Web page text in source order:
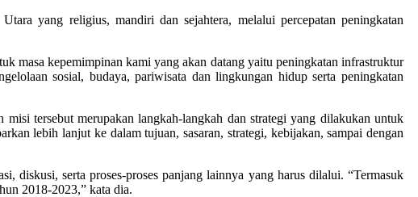
yang religius, mandiri dan sejahtera, melalui percepatan peningkatan
masa kepemimpinan kami yang akan datang yaitu peningkatan infrastruktur
sosial, budaya, pariwisata dan lingkungan hidup serta peningkatan
tersebut merupakan langkah-langkah dan strategi yang dilakukan untuk
lebih lanjut ke dalam tujuan, sasaran, strategi, kebijakan, sampai dengan
diskusi, serta proses-proses panjang lainnya yang harus dilalui. “Termasuk
2018-2023,” kata dia.